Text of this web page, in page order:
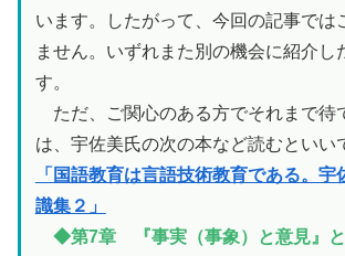
います。したがって、今回の記事では
ません。いずれまた別の機会に紹介し
す。
ただ、ご関心のある方でそれまで待
は、宇佐美氏の次の本など読むといい
「国語教育は言語技術教育である。宇
識集２」
◆第7章 『事実（事象）と意見』と